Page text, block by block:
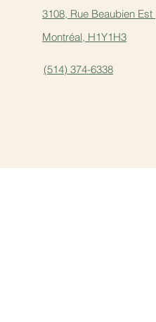
(514) 374-6338
3108, Rue Beaubien Est
Montréal, H1Y1H3